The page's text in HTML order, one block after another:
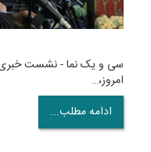
سی و یک نما - نشست خبری
امروز،…
ادامه مطلب...